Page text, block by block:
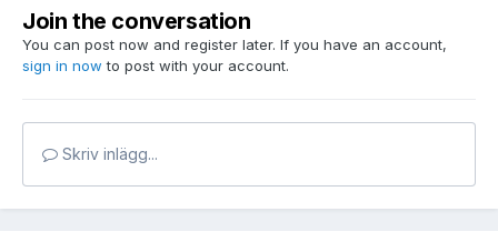
Join the conversation
You can post now and register later. If you have an account,
sign in now to post with your account.
Skriv inlägg...